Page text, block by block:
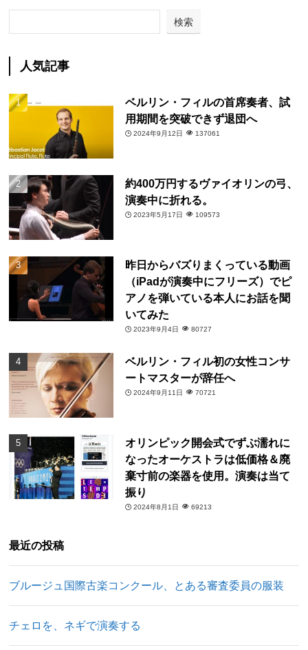
検索
人気記事
ベルリン・フィルの首席奏者、試
用期間を突破できず退団へ
2024年9月12日 137061
約400万円するヴァイオリンの弓、
演奏中に折れる。
2023年5月17日 109573
昨日からバズりまくっている動画
（iPadが演奏中にフリーズ）でピ
アノを弾いている本人にお話を聞
いてみた
2023年9月4日 80727
ベルリン・フィル初の女性コンサ
ートマスターが辞任へ
2024年9月11日 70721
オリンピック開会式でずぶ濡れに
なったオーケストラは低価格＆廃
棄寸前の楽器を使用。演奏は当て
振り
2024年8月1日 69213
最近の投稿
ブルージュ国際古楽コンクール、とある審査委員の服装
チェロを、ネギで演奏する